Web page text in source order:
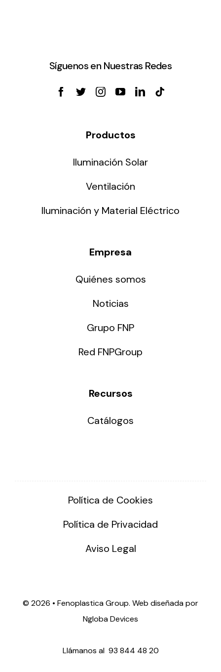
Síguenos en Nuestras Redes
Productos
Iluminación Solar
Ventilación
Iluminación y Material Eléctrico
Empresa
Quiénes somos
Noticias
Grupo FNP
Red FNPGroup
Recursos
Catálogos
Política de Cookies
Política de Privacidad
Aviso Legal
© 2026 • Fenoplastica Group. Web diseñada por
Ngloba Devices
Llámanos al 93 844 48 20